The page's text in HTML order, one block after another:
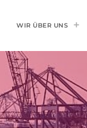
WIR ÜBER UNS